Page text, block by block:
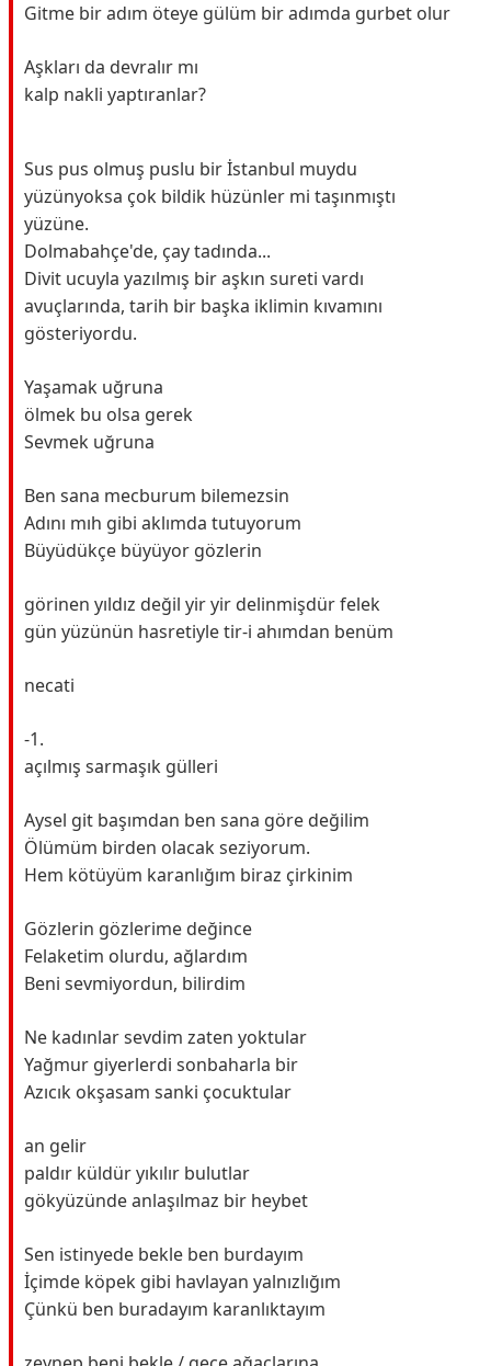
Gitme bir adım öteye gülüm bir adımda gurbet olur
Aşkları da devralır mı
kalp nakli yaptıranlar?
Sus pus olmuş puslu bir İstanbul muydu
yüzünyoksa çok bildik hüzünler mi taşınmıştı
yüzüne.
Dolmabahçe'de, çay tadında...
Divit ucuyla yazılmış bir aşkın sureti vardı
avuçlarında, tarih bir başka iklimin kıvamını
gösteriyordu.
Yaşamak uğruna
ölmek bu olsa gerek
Sevmek uğruna
Ben sana mecburum bilemezsin
Adını mıh gibi aklımda tutuyorum
Büyüdükçe büyüyor gözlerin
görinen yıldız değil yir yir delinmişdür felek
gün yüzünün hasretiyle tir-i ahımdan benüm
necati
-1.
açılmış sarmaşık gülleri
Aysel git başımdan ben sana göre değilim
Ölümüm birden olacak seziyorum.
Hem kötüyüm karanlığım biraz çirkinim
Gözlerin gözlerime değince
Felaketim olurdu, ağlardım
Beni sevmiyordun, bilirdim
Ne kadınlar sevdim zaten yoktular
Yağmur giyerlerdi sonbaharla bir
Azıcık okşasam sanki çocuktular
an gelir
paldır küldür yıkılır bulutlar
gökyüzünde anlaşılmaz bir heybet
Sen istinyede bekle ben burdayım
İçimde köpek gibi havlayan yalnızlığım
Çünkü ben buradayım karanlıktayım